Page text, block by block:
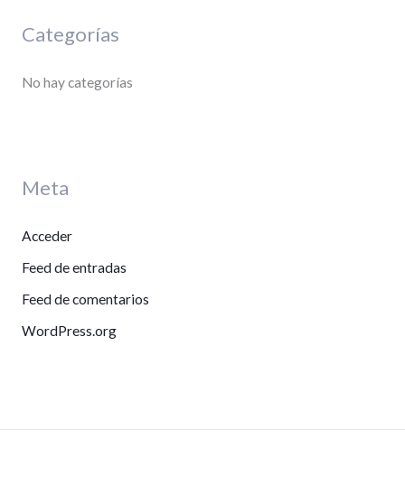
Categorías
No hay categorías
Meta
Acceder
Feed de entradas
Feed de comentarios
WordPress.org